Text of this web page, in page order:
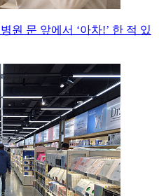
원 문 앞에서 ‘아차!’ 한 적 있